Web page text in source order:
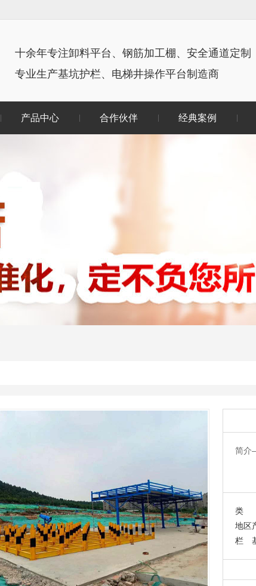
十余年专注卸料平台、钢筋加工棚、安全通道定制
专业生产基坑护栏、电梯井操作平台制造商
产品中心 合作伙伴 经典案例
简
类
地区
栏